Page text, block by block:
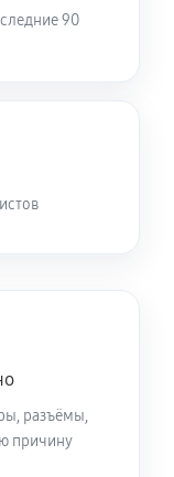
90
разъёмы,
причину